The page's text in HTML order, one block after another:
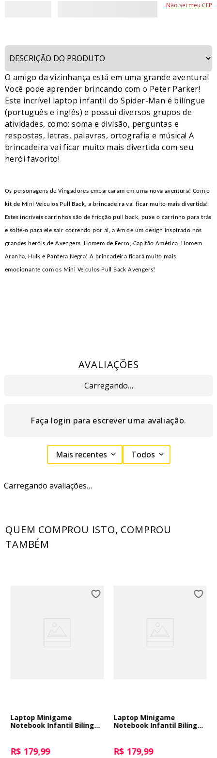
Não sei meu CEP
O amigo da vizinhança está em uma grande aventura!
Você pode aprender brincando com o Peter Parker!
Este incrível laptop infantil do Spider-Man é bilíngue
(português e inglês) e possui diversos grupos de
atividades, como: soma e divisão, perguntas e
respostas, letras, palavras, ortografia e música! A
brincadeira vai ficar muito mais divertida com seu
herói favorito!
Os personagens de Vingadores embarcaram em uma nova aventura! Com o
kit de Mini Veiculos Pull Back, a brincadeira vai ficar muito mais divertida!
Estes incríveis carrinhos são de fricção pull back, puxe o carrinho para trás
e solte-o para ele sair correndo por aí, além de um design inspirado nos
grandes heróis de Avengers: Homem de Ferro, Capitão América, Homem
Aranha, Hulk e Pantera Negra! A brincadeira ficará muito mais
emocionante com os Mini Veiculos Pull Back Avengers!
AVALIAÇÕES
Carregando…
Faça login para escrever uma avaliação.
Mais recentes Todos
Carregando avaliações…
QUEM COMPROU ISTO, COMPROU
TAMBÉM
Laptop Minigame
Notebook Infantil Bilíngue
R$ 179,99
Laptop Minigame
Notebook Infantil Bilíngue
R$ 179,99